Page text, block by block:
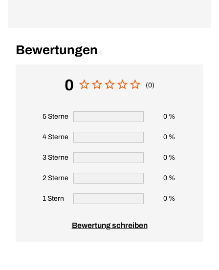
Bewertungen
0 (0)
5 Sterne 0 %
4 Sterne 0 %
3 Sterne 0 %
2 Sterne 0 %
1 Stern 0 %
Bewertung schreiben